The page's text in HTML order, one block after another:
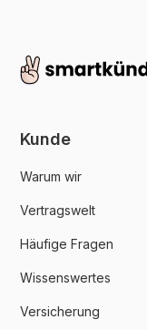
Kunde
Warum wir
Vertragswelt
Häufige Fragen
Wissenswertes
Versicherung